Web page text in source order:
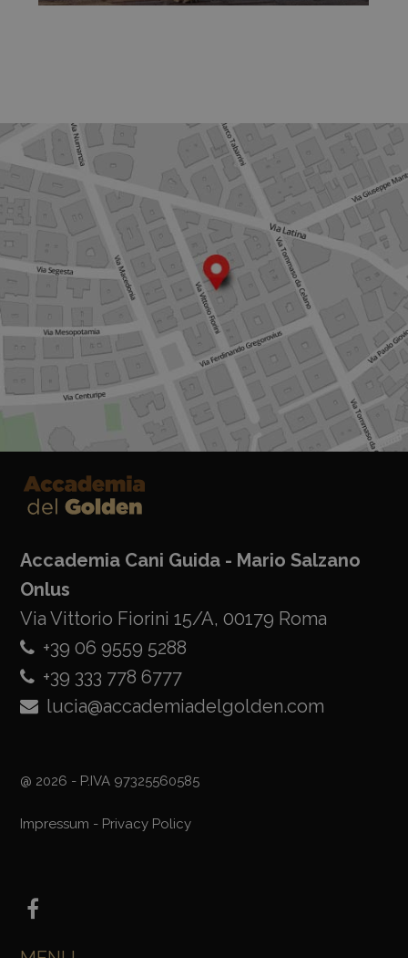
Accademia Cani Guida - Mario Salzano
Onlus
Via Vittorio Fiorini 15/A, 00179 Roma
+39 06 9559 5288
+39 333 778 6777
lucia@accademiadelgolden.com
@ 2026 - P.IVA 97325560585
Impressum - Privacy Policy